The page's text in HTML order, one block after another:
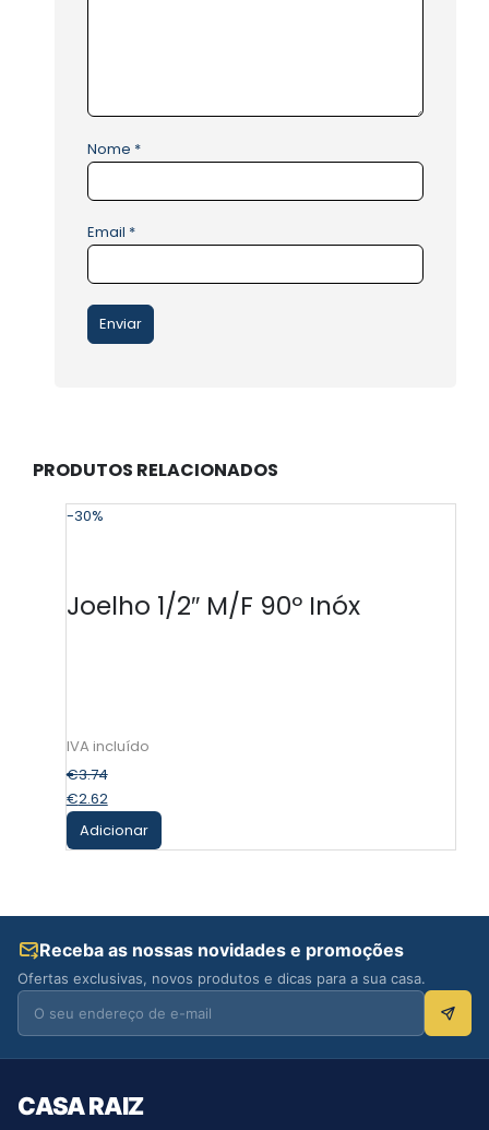
Nome *
Email *
PRODUTOS RELACIONADOS
-30%
Joelho 1/2″ M/F 90º Inóx
€3.74
€2.62
Adicionar
Receba as nossas novidades e promoções
Ofertas exclusivas, novos produtos e dicas para a sua casa.
CASA RAIZ